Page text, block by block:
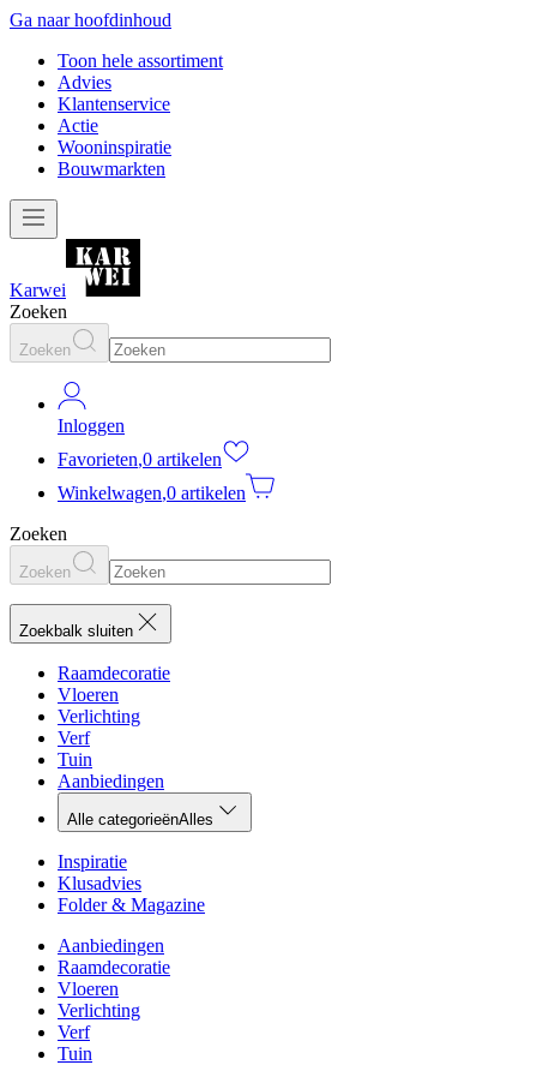
Ga naar hoofdinhoud
Toon hele assortiment
Advies
Klantenservice
Actie
Wooninspiratie
Bouwmarkten
Karwei
Zoeken
Zoeken
Inloggen
Favorieten,0 artikelen
Winkelwagen,0 artikelen
Zoeken
Zoeken
Zoekbalk sluiten
Raamdecoratie
Vloeren
Verlichting
Verf
Tuin
Aanbiedingen
Alle categorieënAlles
Inspiratie
Klusadvies
Folder & Magazine
Aanbiedingen
Raamdecoratie
Vloeren
Verlichting
Verf
Tuin